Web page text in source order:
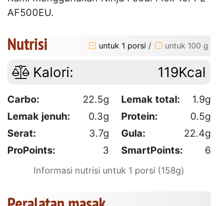
AF500EU.
Nutrisi untuk 1 porsi / untuk 100 g
Kalori: 119Kcal
Carbo: 22.5g Lemak total:
1.9g
Lemak jenuh:
0.3g Protein:
0.5g
Serat:
3.7g Gula:
22.4g
ProPoints:
3 SmartPoints: 6
Informasi nutrisi untuk 1 porsi (158g)